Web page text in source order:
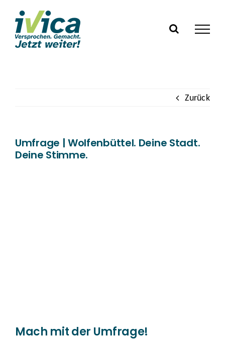
Inhalt
springen
Zurück
Umfrage | Wolfenbüttel. Deine Stadt.
Deine Stimme.
Mach mit der Umfrage!